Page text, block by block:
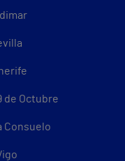
de Octubre
Consuelo